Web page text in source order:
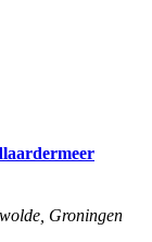
Groningen